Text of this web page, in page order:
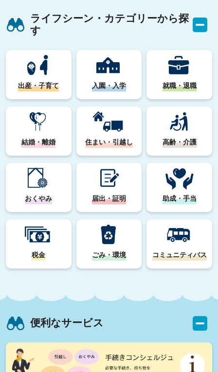
ライフシーン・カテゴリーから探
す
出産・子育て 入園・入学 就職・退職
結婚・離婚 住まい・引越し 高齢・介護
おくやみ 届出・証明 助成・手当
税金 ごみ・環境 コミュニティバス
便利なサービス